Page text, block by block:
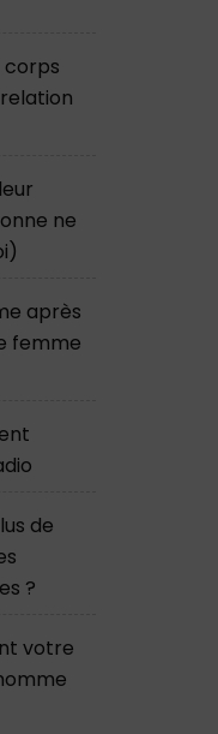
ne
après
femme
de
?
votre